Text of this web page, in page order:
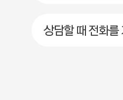
상담할 때 전화